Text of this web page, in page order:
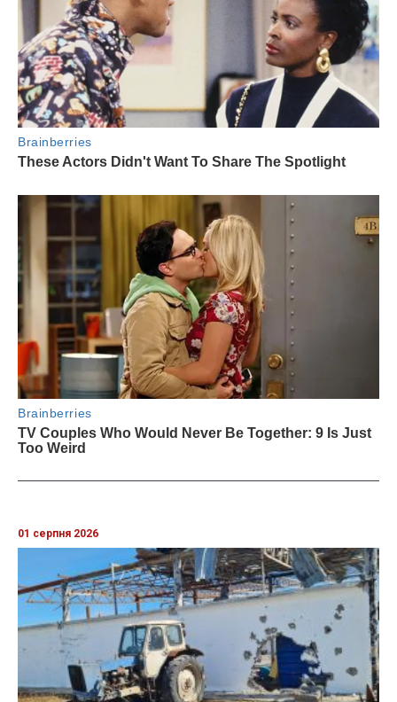
01 серпня 2026